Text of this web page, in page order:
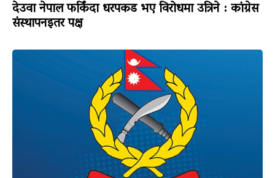
देउवा नेपाल फर्किंदा धरपकड भए विरोधमा उत्रिने : कांग्रेस
संस्थापनइतर पक्ष